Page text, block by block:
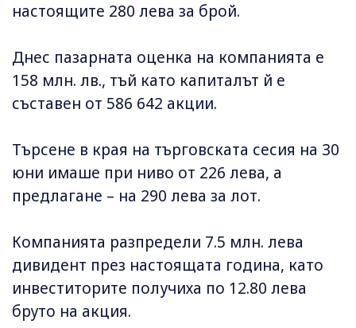
настоящите 280 лева за брой.
Днес пазарната оценка на компанията е
158 млн. лв., тъй като капиталът й е
съставен от 586 642 акции.
Търсене в края на търговската сесия на 30
юни имаше при ниво от 226 лева, а
предлагане – на 290 лева за лот.
Компанията разпредели 7.5 млн. лева
дивидент през настоящата година, като
инвеститорите получиха по 12.80 лева
бруто на акция.